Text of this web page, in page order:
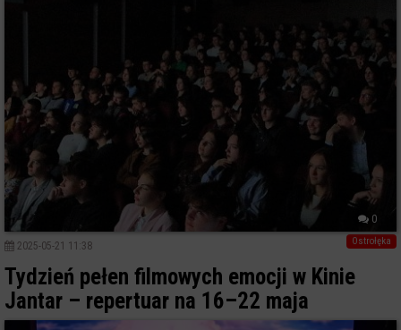
0
Ostrołęka
2025-05-21 11:38
Tydzień pełen filmowych emocji w Kinie
Jantar – repertuar na 16–22 maja